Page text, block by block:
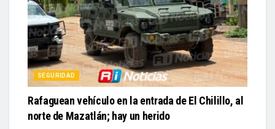
SEGURIDAD
Rafaguean vehículo en la entrada de El Chilillo, al
norte de Mazatlán; hay un herido